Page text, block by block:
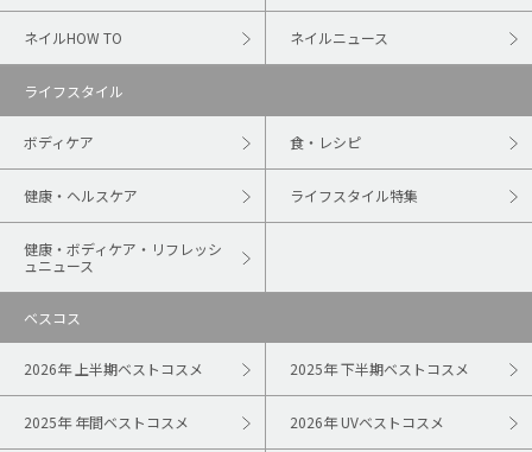
ネイルHOW TO ネイルニュース
ライフスタイル
ボディケア 食・レシピ
健康・ヘルスケア ライフスタイル特集
健康・ボディケア・リフレッシ
ュニュース
ベスコス
2026年 上半期ベストコスメ 2025年 下半期ベストコスメ
2025年 年間ベストコスメ 2026年 UVベストコスメ